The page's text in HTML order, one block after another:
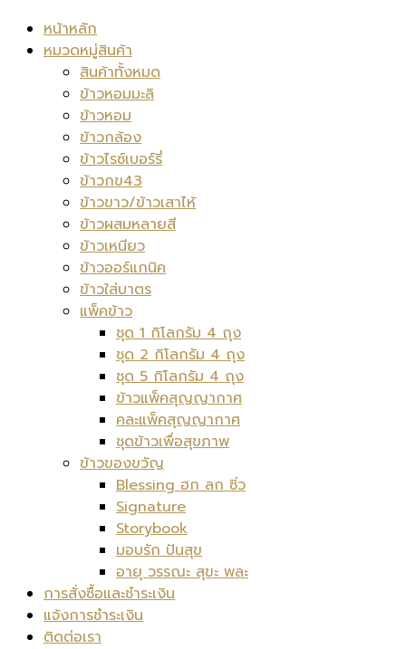
หน้าหลัก
หมวดหมู่สินค้า
สินค้าทั้งหมด
ข้าวหอมมะลิ
ข้าวหอม
ข้าวกล้อง
ข้าวไรซ์เบอร์รี่
ข้าวกข43
ข้าวขาว/ข้าวเสาไห้
ข้าวผสมหลายสี
ข้าวเหนียว
ข้าวออร์แกนิค
ข้าวใส่บาตร
แพ็คข้าว
ชุด 1 กิโลกรัม 4 ถุง
ชุด 2 กิโลกรัม 4 ถุง
ชุด 5 กิโลกรัม 4 ถุง
ข้าวแพ็คสุญญากาศ
คละแพ็คสุญญากาศ
ชุดข้าวเพื่อสุขภาพ
ข้าวของขวัญ
Blessing ฮก ลก ซิ่ว
Signature
Storybook
มอบรัก ปันสุข
อายุ วรรณะ สุขะ พละ
การสั่งซื้อและชำระเงิน
แจ้งการชำระเงิน
ติดต่อเรา